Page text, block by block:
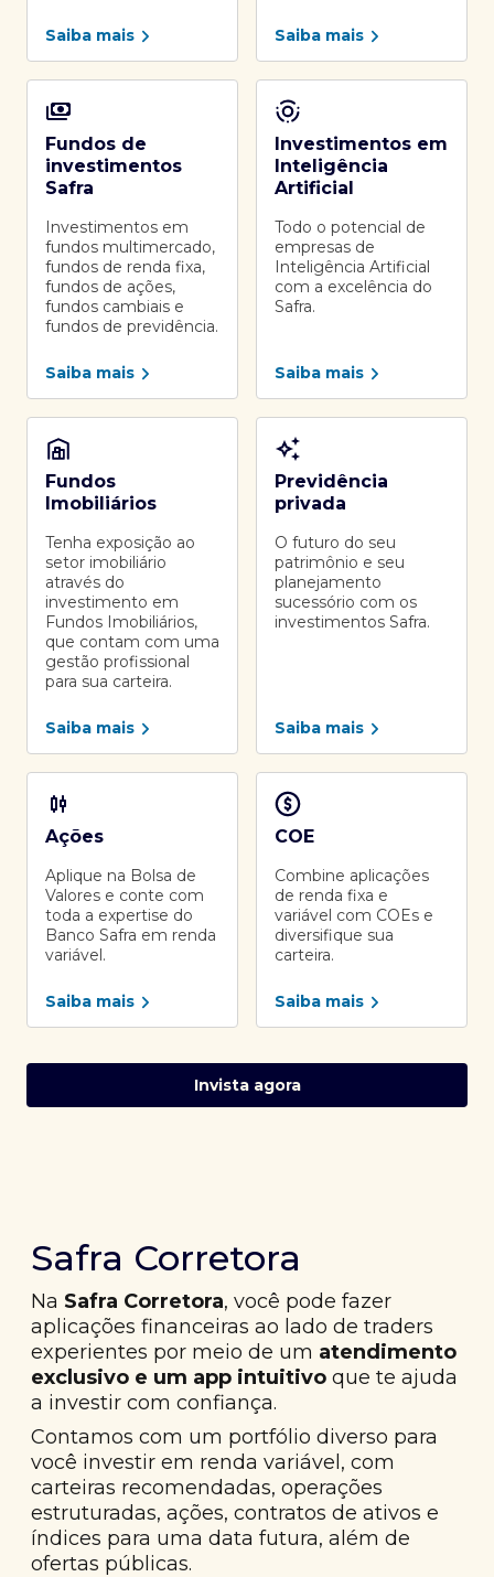
Saiba mais Saiba mais
Fundos de
investimentos
Safra
Investimentos em
fundos multimercado,
fundos de renda fixa,
fundos de ações,
fundos cambiais e
fundos de previdência.
Saiba mais
Investimentos em
Inteligência
Artificial
Todo o potencial de
empresas de
Inteligência Artificial
com a excelência do
Safra.
Saiba mais
Fundos
Imobiliários
Tenha exposição ao
setor imobiliário
através do
investimento em
Fundos Imobiliários,
que contam com uma
gestão profissional
para sua carteira.
Saiba mais
Previdência
privada
O futuro do seu
patrimônio e seu
planejamento
sucessório com os
investimentos Safra.
Saiba mais
Ações
Aplique na Bolsa de
Valores e conte com
toda a expertise do
Banco Safra em renda
variável.
Saiba mais
COE
Combine aplicações
de renda fixa e
variável com COEs e
diversifique sua
carteira.
Saiba mais
Invista agora
Safra Corretora
Na Safra Corretora, você pode fazer
aplicações financeiras ao lado de traders
experientes por meio de um atendimento
exclusivo e um app intuitivo que te ajuda
a investir com confiança.
Contamos com um portfólio diverso para
você investir em renda variável, com
carteiras recomendadas, operações
estruturadas, ações, contratos de ativos e
índices para uma data futura, além de
ofertas públicas.